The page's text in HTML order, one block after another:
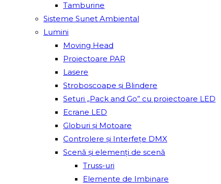
Tamburine
Sisteme Sunet Ambiental
Lumini
Moving Head
Proiectoare PAR
Lasere
Stroboscoape și Blindere
Seturi „Pack and Go” cu proiectoare LED
Ecrane LED
Globuri și Motoare
Controlere și Interfețe DMX
Scenă și elemenți de scenă
Truss-uri
Elemente de Imbinare